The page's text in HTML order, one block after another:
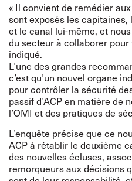
« Il convient de remédier
sont exposés les capitaines,
et le canal lui-même, et
du secteur à collaborer
indiqué.
L’une des grandes
c’est qu’un nouvel organe
pour contrôler la sécurité
passif d’ACP en matière de
l’OMI et des pratiques de
L’enquête précise que ce
ACP à rétablir le deuxième
des nouvelles écluses,
remorqueurs aux décisions